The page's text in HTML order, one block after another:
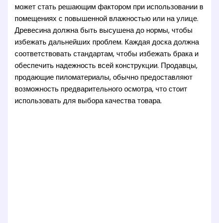
может стать решающим фактором при использовании в
помещениях с повышенной влажностью или на улице.
Древесина должна быть высушена до нормы, чтобы
избежать дальнейших проблем. Каждая доска должна
соответствовать стандартам, чтобы избежать брака и
обеспечить надежность всей конструкции. Продавцы,
продающие пиломатериалы, обычно предоставляют
возможность предварительного осмотра, что стоит
использовать для выбора качества товара.